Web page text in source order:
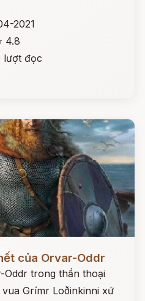
2021
4.8
lượt đọc
của Orvar-Oddr
Oddr trong thần thoại
Grímr Loðinkinni xứ